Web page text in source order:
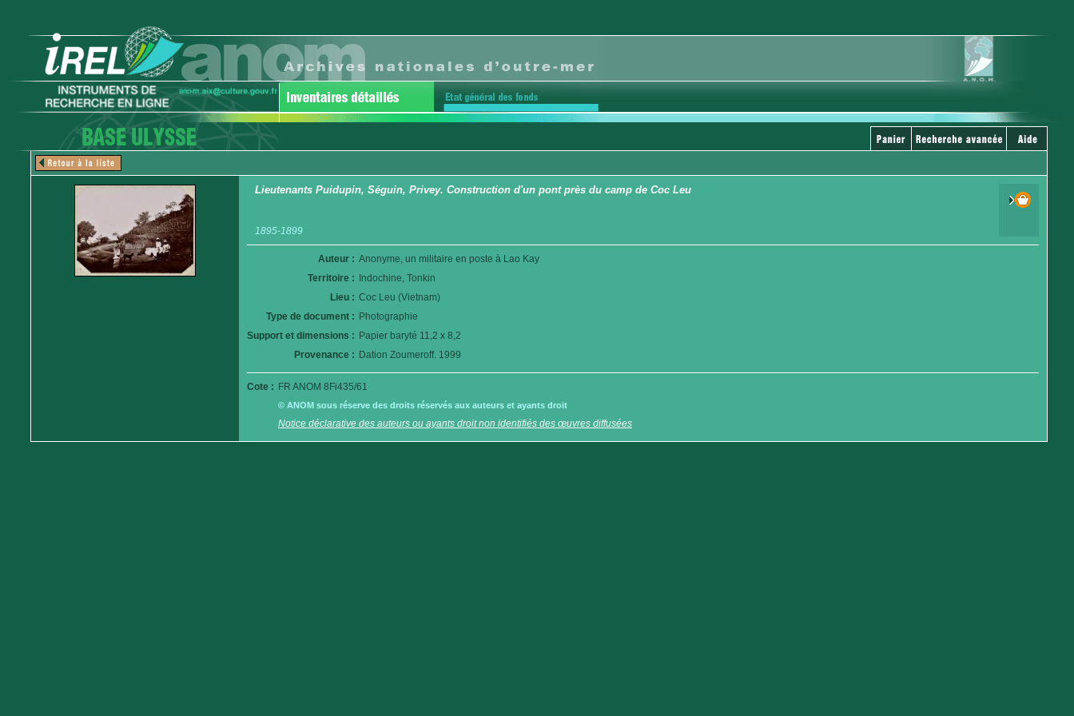
Lieutenants Puidupin, Séguin, Privey. Construction d'un pont près du camp de Coc Leu
1895-1899
Auteur : Anonyme, un militaire en poste à Lao Kay
Territoire :
Indochine, Tonkin
Lieu : Coc Leu (Vietnam)
Type de document : Photographie
Support et dimensions : Papier baryté 11,2 x 8,2
Provenance : Dation Zoumeroff. 1999
Cote : FR ANOM 8Fi435/61
© ANOM sous réserve des droits réservés aux auteurs et ayants droit
Notice déclarative des auteurs ou ayants droit non identifiés des œuvres diffusées